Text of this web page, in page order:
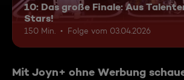
10: Das große Finale: Aus
Stars!
150 Min. Folge vom 03.04.2026
Mit Joyn+ ohne Werbung